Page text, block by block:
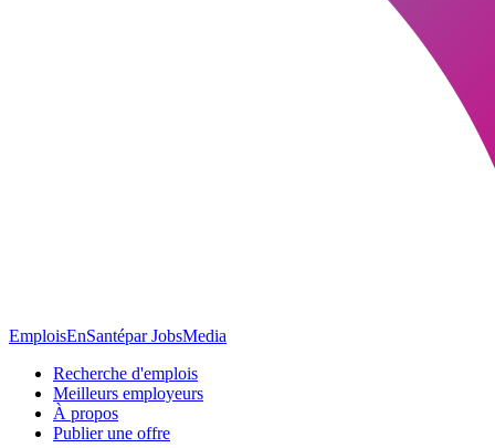
EmploisEnSantépar JobsMedia
Recherche d'emplois
Meilleurs employeurs
À propos
Publier une offre